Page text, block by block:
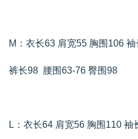
M：衣长63 肩宽55 胸围106 袖
裤长98 腰围63-76 臀围98
L：衣长64 肩宽56 胸围110 袖